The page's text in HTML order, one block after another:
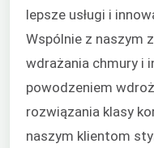
lepsze usługi i
Wspólnie z naszym
wdrażania chmury i
powodzeniem
rozwiązania klasy
naszym klientom